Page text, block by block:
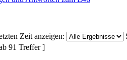
Zeit anzeigen:
91 Treffer ]